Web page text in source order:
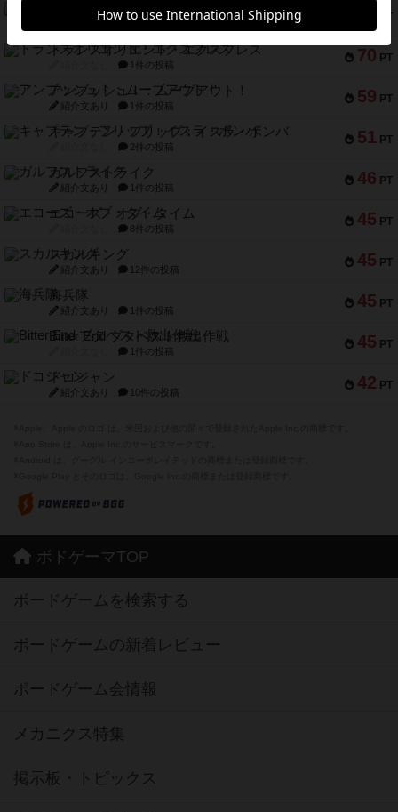
PT
フラットアイアン
70 PT
トランスオリエント・エクスプレス
1件の投稿
59 PT
アンブッシュ！：ムーブアウト！
紹介文あり 1件の投稿
51 PT
キャプテン・フリップ：イスラ・ボンバ
2件の投稿
46 PT
ガルフストライク
紹介文あり 1件の投稿
45 PT
エコーズ・オブ・タイム
8件の投稿
45 PT
スカルキング
紹介文あり 12件の投稿
45 PT
海兵隊
紹介文あり 1件の投稿
45 PT
Bitter End ブタペスト救出作戦
1件の投稿
42 PT
ドコジャン
紹介文あり 10件の投稿
ボドゲーマTOP
ボードゲームを検索する
ボードゲームの新着レビュー
ボードゲーム会情報
メカニクス特集
掲示板・トピックス